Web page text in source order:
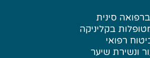
סינית
בקליניקה
רפואי
ונשירת שיער